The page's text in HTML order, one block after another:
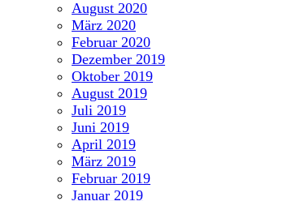
August 2020
März 2020
Februar 2020
Dezember 2019
Oktober 2019
August 2019
Juli 2019
Juni 2019
April 2019
März 2019
Februar 2019
Januar 2019